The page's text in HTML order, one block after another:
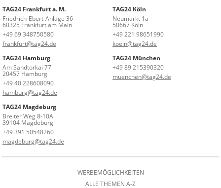
TAG24 Frankfurt a. M.
Friedrich-Ebert-Anlage 36
60325 Frankfurt am Main
+49 69 348750580
frankfurt@tag24.de
TAG24 Köln
Neumarkt 1a
50667 Köln
+49 221 98651990
koeln@tag24.de
TAG24 Hamburg
Am Sandtorkai 77
20457 Hamburg
+49 40 228608090
hamburg@tag24.de
TAG24 München
+49 89 215390320
muenchen@tag24.de
TAG24 Magdeburg
Breiter Weg 8-10A
39104 Magdeburg
+49 391 50548260
magdeburg@tag24.de
WERBEMÖGLICHKEITEN
ALLE THEMEN A-Z